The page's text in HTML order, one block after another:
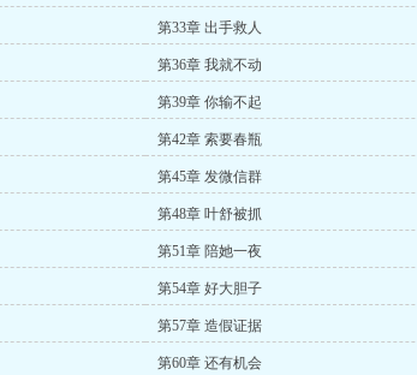
第33章 出手救人
第36章 我就不动
第39章 你输不起
第42章 索要春瓶
第45章 发微信群
第48章 叶舒被抓
第51章 陪她一夜
第54章 好大胆子
第57章 造假证据
第60章 还有机会